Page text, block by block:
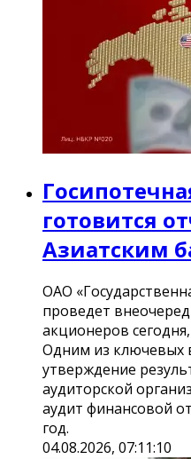
готовится
Азиатским
ОАО
проведет
акционеров
Одним из ключевых
утверждение
аудиторской
аудит финансовой
год.
04.08.2026, 07:11:10